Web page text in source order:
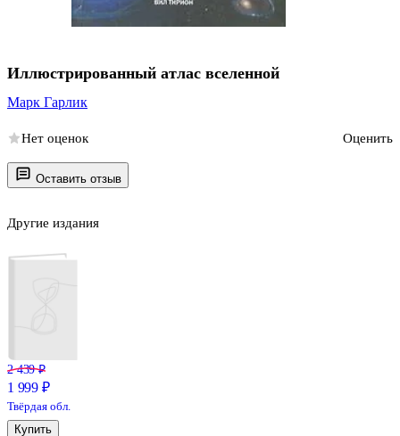
Оставить отзыв
Другие издания
2 439 ₽
1 999 ₽
Твёрдая обл.
Купить
Иллюстрированный атлас вселенной
Марк Гарлик
Нет оценок Оценить